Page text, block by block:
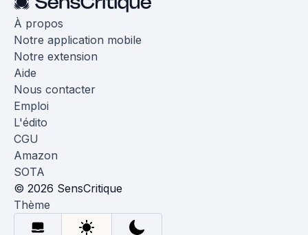
À propos
Notre application mobile
Notre extension
Aide
Nous contacter
Emploi
L'édito
CGU
Amazon
SOTA
© 2026 SensCritique
Thème